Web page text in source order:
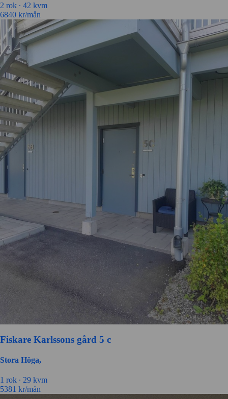
2 rok ∙ 42 kvm
6840 kr/mån
Fiskare Karlssons gård 5 c
Stora Höga,
1 rok ∙ 29 kvm
5381 kr/mån